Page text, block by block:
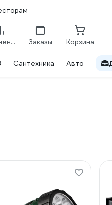
Сравнение Заказы Корзина
Сантехника Авто